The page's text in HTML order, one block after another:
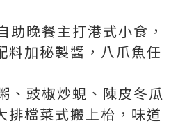
助晚餐主打港式小食，
料加秘製醬，八爪魚任
、豉椒炒蜆、陳皮冬瓜
排檔菜式搬上枱，味道